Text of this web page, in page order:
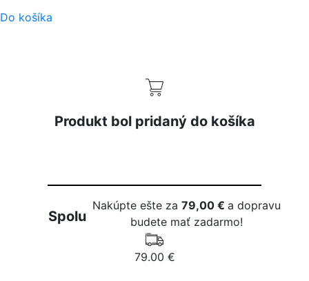
Do košíka
Produkt bol pridaný do košíka
Spolu
Nakúpte ešte za79,00 €a dopravu
budete mať zadarmo!
79.00 €